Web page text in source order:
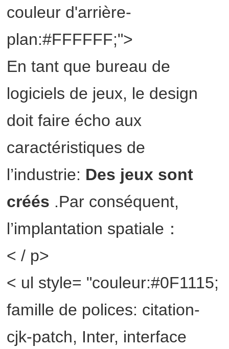
couleur d'arrière-
plan:#FFFFFF;">
En tant que bureau de
logiciels de jeux, le design
doit faire écho aux
caractéristiques de
l’industrie: Des jeux sont
créés .Par conséquent,
l’implantation spatiale：
< / p>
< ul style= "couleur:#0F1115;
famille de polices: citation-
cjk-patch, Inter, interface